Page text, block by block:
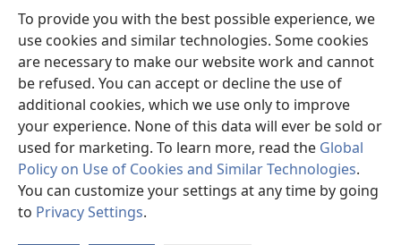
To provide you with the best possible experience, we
use cookies and similar technologies. Some cookies
are necessary to make our website work and cannot
be refused. You can accept or decline the use of
additional cookies, which we use only to improve
your experience. None of this data will ever be sold or
used for marketing. To learn more, read the Global
Policy on Use of Cookies and Similar Technologies.
You can customize your settings at any time by going
to Privacy Settings.
Sumbangan
(opens
new
window)PERPUSTAKAAN ONLINE Warta Penting
(opens
new
JW Hub ®
(opens
new
window)
Copyright© 2026 Watch Tower Bible and Tract Society of Pennsylvania.
SYARAT NGGUNAKAKÉ